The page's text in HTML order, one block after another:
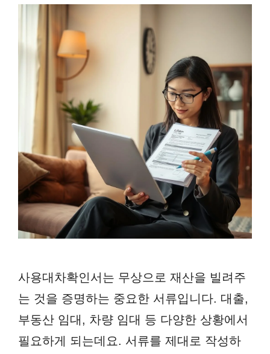
사용대차확인서는 무상으로 재산을 빌려주
는 것을 증명하는 중요한 서류입니다. 대출,
부동산 임대, 차량 임대 등 다양한 상황에서
필요하게 되는데요. 서류를 제대로 작성하